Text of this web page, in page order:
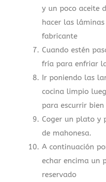
y un poco aceite
hacer las
fabricante
Cuando estén
fría para enfriar
Ir poniendo las
cocina limpio
para escurrir
Coger un plato y
de mahonesa.
A continuación
echar encima un
reservado